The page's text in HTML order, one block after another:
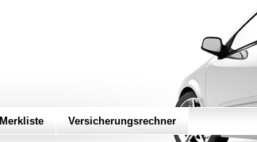
Merkliste Versicherungsrechner